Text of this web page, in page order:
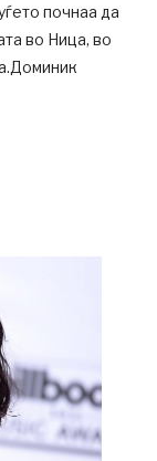
почнаа да
во Ница, во